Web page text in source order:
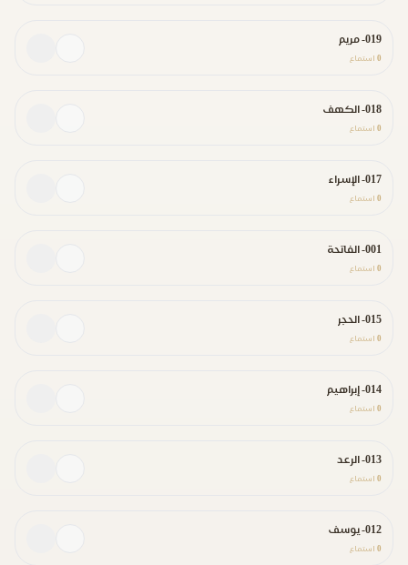
019- مريم
0 استماع
018- الكهف
0 استماع
017- الإسراء
0 استماع
001- الفاتحة
0 استماع
015- الحجر
0 استماع
014- إبراهيم
0 استماع
013- الرعد
0 استماع
012- يوسف
0 استماع